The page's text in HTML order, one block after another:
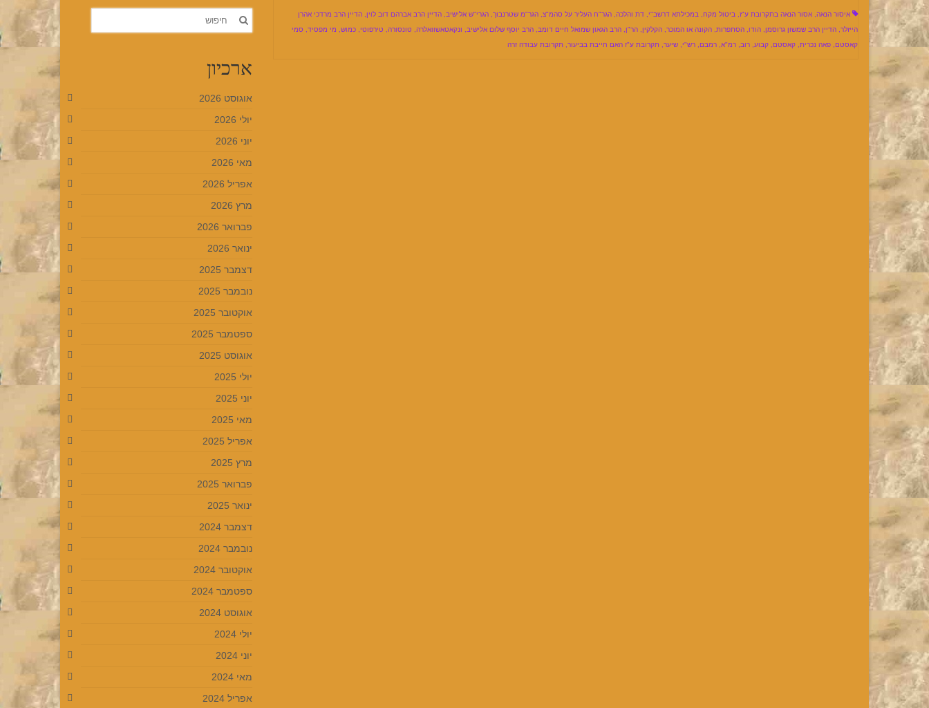
איסור הנאה אסור הנאה בתקרובת ע"ז ביטול מקח במכילתא דרשב"י דת והלכה הגר"ח העליר על סהמ"צ הגר"מ שטרנבוך הגרי"ש אלישיב הדיין הרב אברהם דוב לוין הדיין הרב מרדכי אהרן
הייזלר הדיין הרב שמשון גרוסמן הודו הסתפרות הקונה או המוכר הקלקין הר"ן הרב הגאון שמואל חיים דומב הרב יוסף שלום אלישיב ונקאטאשוואלרה טונסורה טירפוטי כמוש מי מפסיד
סמי
קאסטם פאה נכרית קאסטם קבוע רוב רמ"א רמבם רש"י שיער תקרובת ע"ז האם חייבת בביעור תקרובת עבודה זרה
חפש
ארכיון
אוגוסט 2026
יולי 2026
יוני 2026
מאי 2026
אפריל 2026
מרץ 2026
פברואר 2026
ינואר 2026
דצמבר 2025
נובמבר 2025
אוקטובר 2025
ספטמבר 2025
אוגוסט 2025
יולי 2025
יוני 2025
מאי 2025
אפריל 2025
מרץ 2025
פברואר 2025
ינואר 2025
דצמבר 2024
נובמבר 2024
אוקטובר 2024
ספטמבר 2024
אוגוסט 2024
יולי 2024
יוני 2024
מאי 2024
אפריל 2024